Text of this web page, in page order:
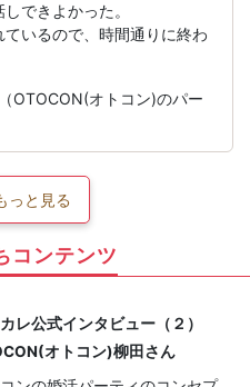
できよかった。
いるので、時間通りに終わ
OTOCON(オトコン)のパー
っと見る
コンテンツ
レ公式インタビュー（２）
オトコン)柳田さん